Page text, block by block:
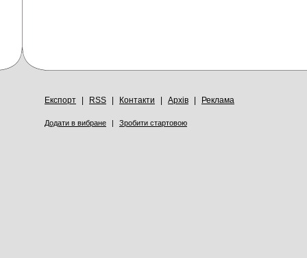
Експорт RSS Контакти Архів Реклама
Додати в вибране | Зробити стартовою